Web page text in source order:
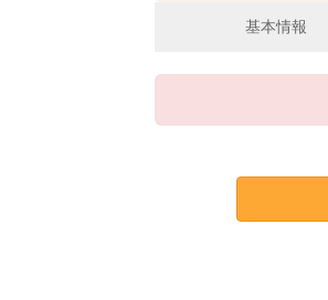
基本情報